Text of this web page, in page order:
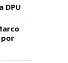
DPU
por